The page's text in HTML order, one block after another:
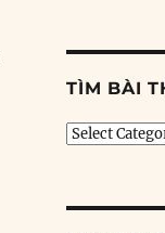
TÌM BÀI
Tìm